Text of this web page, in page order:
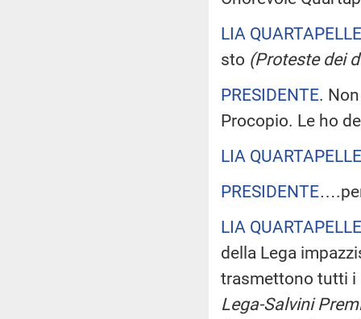
LIA
sto (Proteste dei
PRESIDENTE.
Procopio. Le ho
LIA
PRESIDENTE
LIA
della Lega
trasmettono tutti i
Lega-Salvini